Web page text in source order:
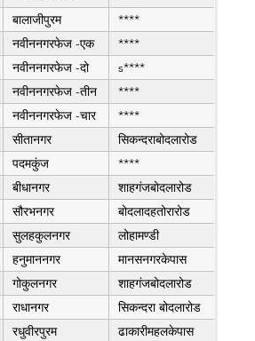
बालाजीपुरम
****
नवीननगरफेज -एक
****
नवीननगरफेज -दो
s****
नवीननगरफेज -तीन
****
नवीननगरफेज -चार
****
सीतानगर
सिकन्दराबोदलारोड
पदमकुंज
****
बीधानगर
शाहगंजबोदलारोड
सौरभनगर
बोदलादहतोरारोड
सुलहकुलनगर
लोहामण्डी
हनुमाननगर
मानसनगरकेपास
गोकुलनगर
शाहगंजबोदलारोड
राधानगर
सिकन्दरा बोदलारोड
रधुवीरपुरम
ढाकारीमहलकेपास